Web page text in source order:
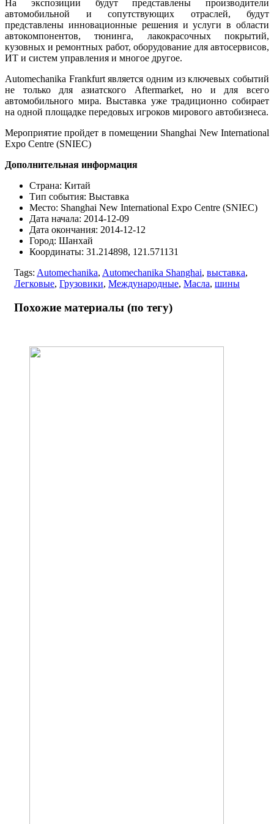
На экспозиции будут представлены производители
автомобильной и сопутствующих отраслей, будут
представлены инновационные решения и услуги в области
автокомпонентов, тюнинга, лакокрасочных покрытий,
кузовных и ремонтных работ, оборудование для автосервисов,
ИТ и систем управления и многое другое.
Automechanika Frankfurt является одним из ключевых событий
не только для азиатского Aftermarket, но и для всего
автомобильного мира. Выставка уже традиционно собирает
на одной площадке передовых игроков мирового автобизнеса.
Мероприятие пройдет в помещении Shanghai New International
Expo Centre (SNIEC)
Дополнительная информация
Страна: Китай
Тип события: Выставка
Место: Shanghai New International Expo Centre (SNIEC)
Дата начала: 2014-12-09
Дата окончания: 2014-12-12
Город: Шанхай
Координаты: 31.214898, 121.571131
Tags: Automechanika, Automechanika Shanghai, выставка,
Легковые, Грузовики, Международные, Масла, шины
Похожие материалы (по тегу)